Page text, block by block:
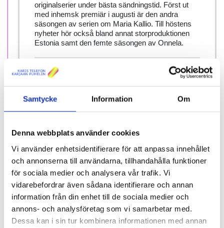
Samtycke Information Om
Denna webbplats använder cookies
Vi använder enhetsidentifierare för att anpassa innehållet
och annonserna till användarna, tillhandahålla funktioner
för sociala medier och analysera vår trafik. Vi
vidarebefordrar även sådana identifierare och annan
information från din enhet till de sociala medier och
annons- och analysföretag som vi samarbetar med.
Dessa kan i sin tur kombinera informationen med annan
originalserier under bästa sändningstid. Först ut
med inhemsk premiär i augusti är den andra
säsongen av serien om Maria Kallio. Till höstens
nyheter hör också bland annat storproduktionen
Estonia samt den femte säsongen av Onnela.
Du får C More -kanalpaketet första månaden
, när du väljer en kampanj med 6 månaders